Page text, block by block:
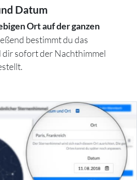
Datum
Ort auf der ganzen
bestimmt du das
sofort der Nachthimmel